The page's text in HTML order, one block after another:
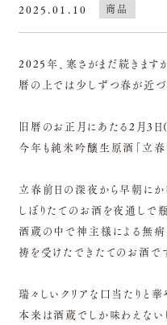
2025.01.10 商品
2025年、寒さがまだ続きます
暦の上では少しずつ春が近づ
旧暦のお正月にあたる2月3
今年も純米吟醸生原酒「立春
立春前日の深夜から早朝にか
しぼりたてのお酒を夜通しで
酒蔵の中で神主様による無
祷を受けたできたてのお酒で
瑞々しいクリアな口当たりと華
本来は酒蔵でしか味わえない